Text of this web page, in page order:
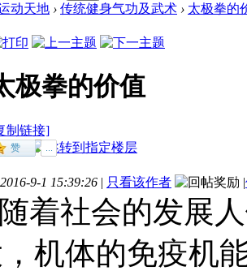
动天地 › 传统健身气功及武术 › 太极拳的
极拳的价值
制链接]
9-1 15:39:26 | 只看该作者 |
社会的发展人
机体的免疫机